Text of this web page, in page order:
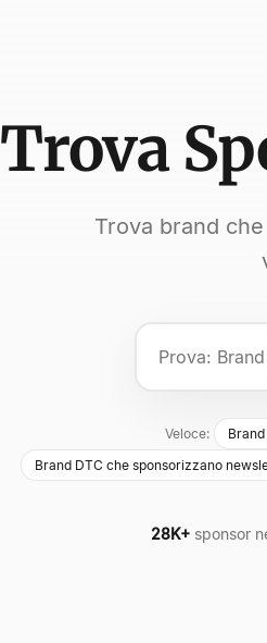
Trova
Trova brand
Veloce:
Brand DTC che sponsorizzano
28K+ sponsor